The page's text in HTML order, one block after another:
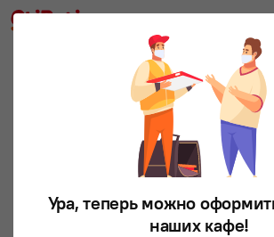
Ура, теперь можно
наших кафе!